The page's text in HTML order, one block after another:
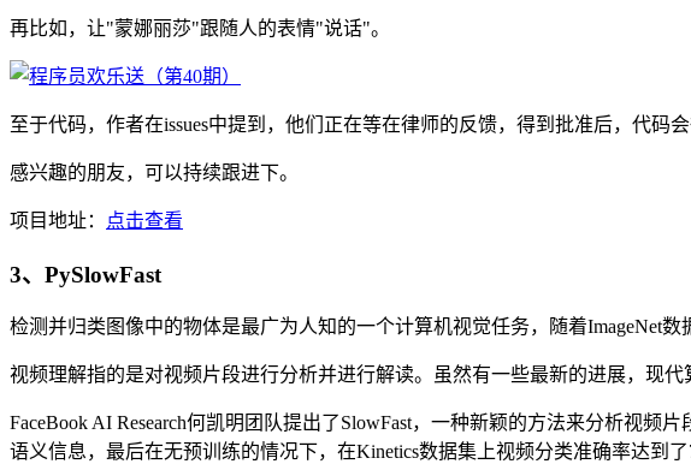
再比如，让"蒙娜丽莎"跟随人的表情"说话"。
至于代码，作者在issues中提到，他们正在等在律师的反馈，得到批准后，代码会
感兴趣的朋友，可以持续跟进下。
项目地址： 点击查看
3、PySlowFast
检测并归类图像中的物体是最广为人知的一个计算机视觉任务，随着ImageNet
视频理解指的是对视频片段进行分析并进行解读。虽然有一些最新的进展，现代
FaceBook AI Research何凯明团队提出了SlowFast，一种新颖的方法来分析视频
语义信息，最后在无预训练的情况下，在Kinetics数据集上视频分类准确率达到了